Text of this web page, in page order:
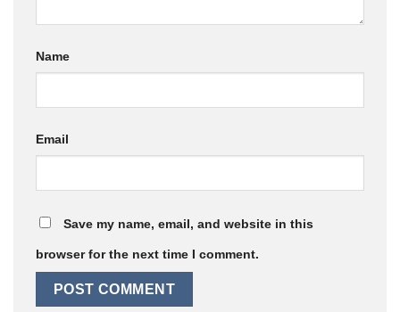
Name
Email
Save my name, email, and website in this
browser for the next time I comment.